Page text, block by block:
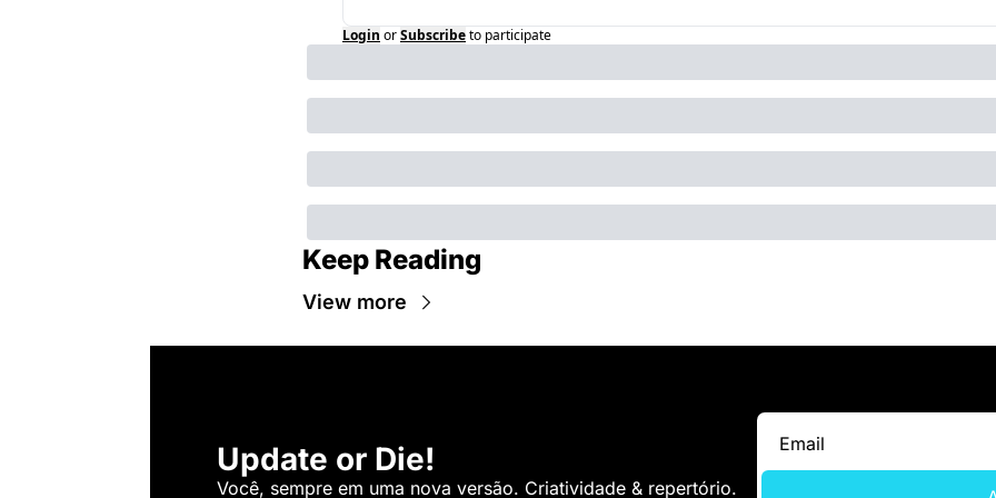
Login orSubscribeto participate
Keep Reading
View more
Update or Die!
Você, sempre em uma nova versão. Criatividade & repertório.